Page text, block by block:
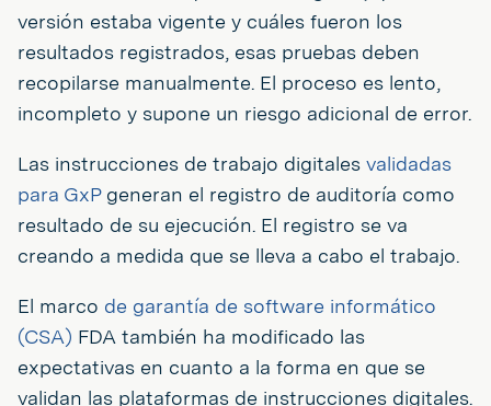
versión estaba vigente y cuáles fueron los
resultados registrados, esas pruebas deben
recopilarse manualmente. El proceso es lento,
incompleto y supone un riesgo adicional de error.
Las instrucciones de trabajo digitales validadas
para GxP generan el registro de auditoría como
resultado de su ejecución. El registro se va
creando a medida que se lleva a cabo el trabajo.
El marco de garantía de software informático
(CSA) FDA también ha modificado las
expectativas en cuanto a la forma en que se
validan las plataformas de instrucciones digitales.